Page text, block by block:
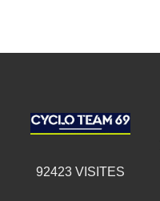
92423VISITES